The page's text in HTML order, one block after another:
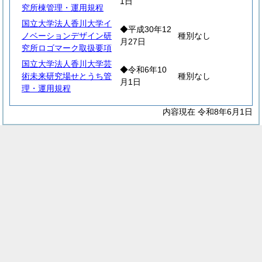
究所棟管理・運用規程
国立大学法人香川大学イ
ノベーションデザイン研
究所ロゴマーク取扱要項
◆平成30年12
月27日
種別なし
国立大学法人香川大学芸
術未来研究場せとうち管
理・運用規程
◆令和6年10
月1日
種別なし
内容現在 令和8年6月1日